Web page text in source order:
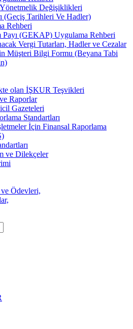
Yönetmelik Değişiklikleri
(Geçiş Tarihleri Ve Hadler)
Rehberi
Payı (GEKAP) Uygulama Rehberi
Vergi Tutarları, Hadler ve Cezalar
Müşteri Bilgi Formu (Beyana Tabi
olan İŞKUR Teşvikleri
Raporlar
Gazeteleri
Standartları
İçin Finansal Raporlama
ve Dilekçeler
Ödevleri,